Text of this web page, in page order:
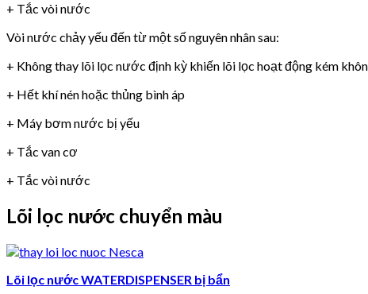
+ Tắc vòi nước
Vòi nước chảy yếu đến từ một số nguyên nhân sau:
+ Không thay lõi lọc nước định kỳ khiến lõi lọc hoạt động kém
+ Hết khí nén hoặc thủng bình áp
+ Máy bơm nước bị yếu
+ Tắc van cơ
+ Tắc vòi nước
Lõi lọc nước chuyển màu
Lõi lọc nước WATERDISPENSER bị bẩn